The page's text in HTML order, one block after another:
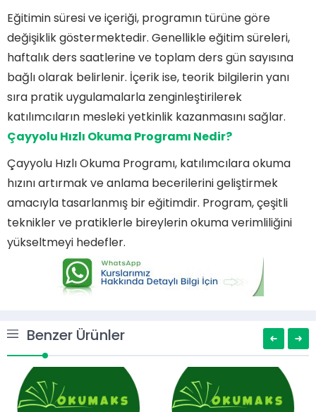
Eğitimin süresi ve içeriği, programın türüne göre
değişiklik göstermektedir. Genellikle eğitim süreleri,
haftalık ders saatlerine ve toplam ders gün sayısına
bağlı olarak belirlenir. İçerik ise, teorik bilgilerin yanı
sıra pratik uygulamalarla zenginleştirilerek
katılımcıların mesleki yetkinlik kazanmasını sağlar.
Çayyolu Hızlı Okuma Programı Nedir?
Çayyolu Hızlı Okuma Programı, katılımcılara okuma
hızını artırmak ve anlama becerilerini geliştirmek
amacıyla tasarlanmış bir eğitimdir. Program, çeşitli
teknikler ve pratiklerle bireylerin okuma verimliliğini
yükseltmeyi hedefler.
Benzer Ürünler